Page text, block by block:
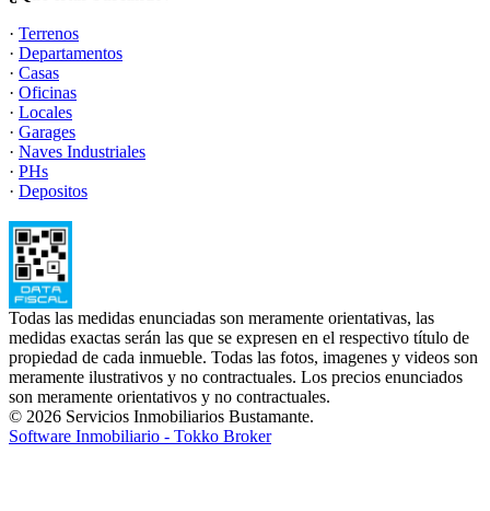
· Terrenos
· Departamentos
· Casas
· Oficinas
· Locales
· Garages
· Naves Industriales
· PHs
· Depositos
Todas las medidas enunciadas son meramente orientativas, las
medidas exactas serán las que se expresen en el respectivo título de
propiedad de cada inmueble. Todas las fotos, imagenes y videos son
meramente ilustrativos y no contractuales. Los precios enunciados
son meramente orientativos y no contractuales.
© 2026 Servicios Inmobiliarios Bustamante.
Software Inmobiliario - Tokko Broker